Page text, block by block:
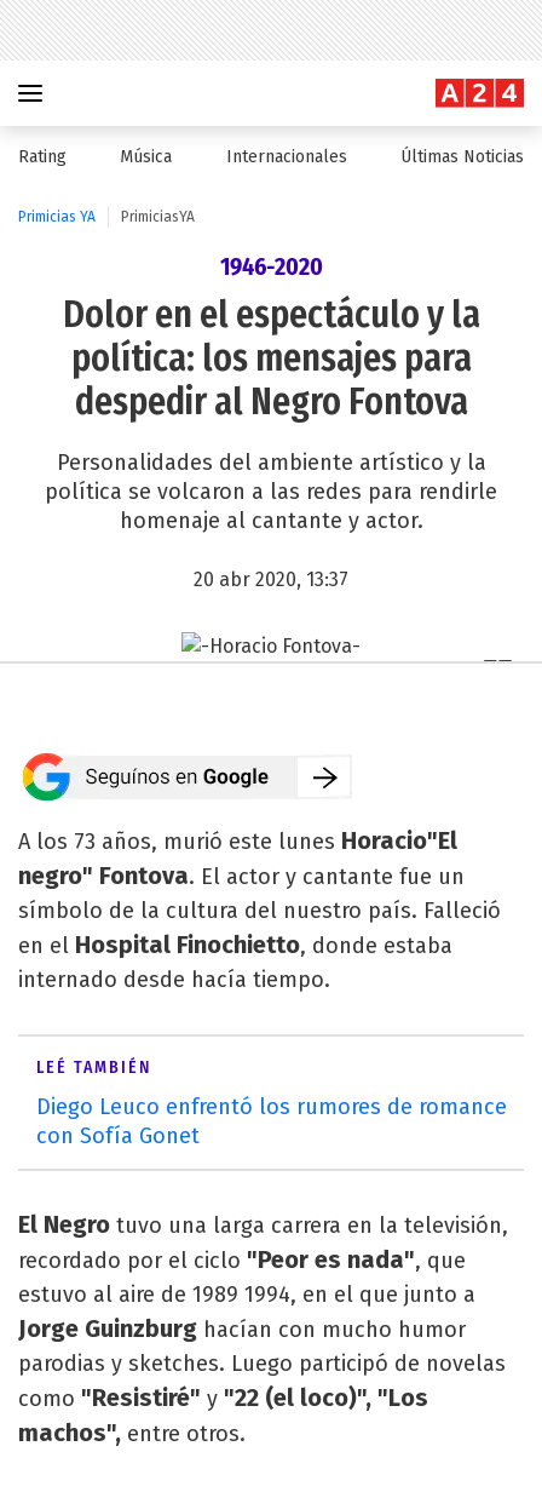
Rating Música Internacionales Últimas Noticias
Primicias YA PrimiciasYA
1946-2020
Dolor en el espectáculo y la
política: los mensajes para
despedir al Negro Fontova
Personalidades del ambiente artístico y la
política se volcaron a las redes para rendirle
homenaje al cantante y actor.
20 abr 2020, 13:37
A los 73 años, murió este lunes Horacio"El
negro" Fontova. El actor y cantante fue un
símbolo de la cultura del nuestro país. Falleció
en el Hospital Finochietto, donde estaba
internado desde hacía tiempo.
LEÉ TAMBIÉN
Diego Leuco enfrentó los rumores de romance
con Sofía Gonet
El Negro tuvo una larga carrera en la televisión,
recordado por el ciclo "Peor es nada", que
estuvo al aire de 1989 1994, en el que junto a
Jorge Guinzburg hacían con mucho humor
parodias y sketches. Luego participó de novelas
como "Resistiré" y "22 (el loco)", "Los
machos", entre otros.